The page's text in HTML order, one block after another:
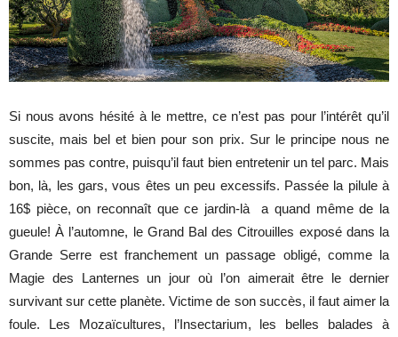
Si nous avons hésité à le mettre, ce n’est pas pour l’intérêt qu’il
suscite, mais bel et bien pour son prix. Sur le principe nous ne
sommes pas contre, puisqu’il faut bien entretenir un tel parc. Mais
bon, là, les gars, vous êtes un peu excessifs. Passée la pilule à
16$ pièce, on reconnaît que ce jardin-là a quand même de la
gueule! À l’automne, le Grand Bal des Citrouilles exposé dans la
Grande Serre est franchement un passage obligé, comme la
Magie des Lanternes un jour où l’on aimerait être le dernier
survivant sur cette planète. Victime de son succès, il faut aimer la
foule. Les Mozaïcultures, l’Insectarium, les belles balades à